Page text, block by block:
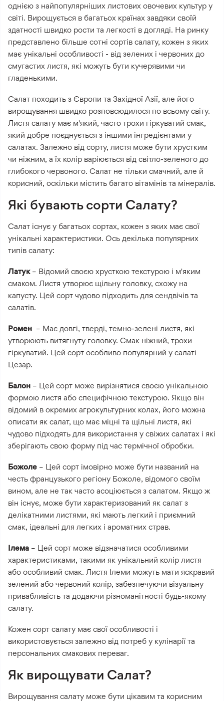
однією з найпопулярніших листових овочевих культур у
світі. Вирощується в багатьох країнах завдяки своїй
здатності швидко рости та легкості в догляді. На ринку
представлено більше сотні сортів салату, кожен з яких
має унікальні особливості - від зелених і червоних до
смугастих листя, які можуть бути кучерявими чи
гладенькими.
Салат походить з Європи та Західної Азії, але його
вирощування швидко розповсюдилося по всьому світу.
Листя салату має м'який, часто трохи гіркуватий смак,
який добре поєднується з іншими інгредієнтами у
салатах. Залежно від сорту, листя може бути хрустким
чи ніжним, а їх колір варіюється від світло-зеленого до
глибокого червоного. Салат не тільки смачний, але й
корисний, оскільки містить багато вітамінів та мінералів.
Які бувають сорти Салату?
Салат існує у багатьох сортах, кожен з яких має свої
унікальні характеристики. Ось декілька популярних
типів салату:
Латук– Відомий своєю хрусткою текстурою і м'яким
смаком. Листя утворює щільну головку, схожу на
капусту. Цей сорт чудово підходить для сендвічів та
салатів.
Ромен – Має довгі, тверді, темно-зелені листя, які
утворюють витягнуту головку. Смак ніжний, трохи
гіркуватий. Цей сорт особливо популярний у салаті
Цезар.
Балон – Цей сорт може вирізнятися своєю унікальною
формою листя або специфічною текстурою. Якщо він
відомий в окремих агрокультурних колах, його можна
описати як салат, що має міцні та щільні листя, які
чудово підходять для використання у свіжих салатах і які
зберігають свою форму під час термічної обробки.
Божоле – Цей сорт імовірно може бути названий на
честь французького регіону Божоле, відомого своїм
вином, але не так часто асоціюється з салатом. Якщо ж
він існує, може бути характеризований як салат з
делікатними листями, які мають легкий і приємний
смак, ідеальні для легких і ароматних страв.
Ілема – Цей сорт може відзначатися особливими
характеристиками, такими як унікальний колір листя
або особливий смак. Листя Ілеми можуть мати яскравий
зелений або червоний колір, забезпечуючи візуальну
привабливість та додаючи різноманітності будь-якому
салату.
Кожен сорт салату має свої особливості і
використовується залежно від потреб у кулінарії та
персональних смакових переваг.
Як вирощувати Салат?
Вирощування салату може бути цікавим та корисним